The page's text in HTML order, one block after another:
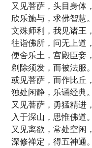
又见菩萨，头目身体，
欣乐施与，求佛智慧。
文殊师利，我见诸王，
往诣佛所，问无上道，
便舍乐土，宫殿臣妾，
剃除须发，而被法服。
或见菩萨，而作比丘，
独处闲静，乐诵经典。
又见菩萨，勇猛精进，
入于深山，思惟佛道。
又见离欲，常处空闲，
深修禅定，得五神通。